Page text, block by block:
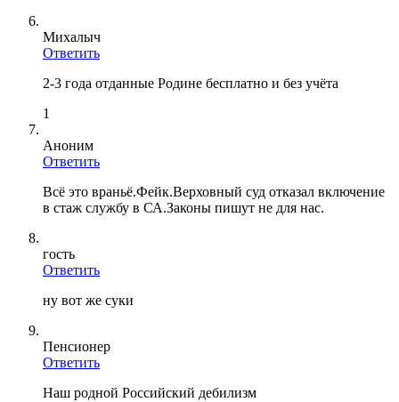
Михалыч
Ответить
2-3 года отданные Родине бесплатно и без учёта
1
Аноним
Ответить
Всё это враньё.Фейк.Верховный суд отказал включение
в стаж службу в СА.Законы пишут не для нас.
гость
Ответить
ну вот же суки
Пенсионер
Ответить
Наш родной Российский дебилизм